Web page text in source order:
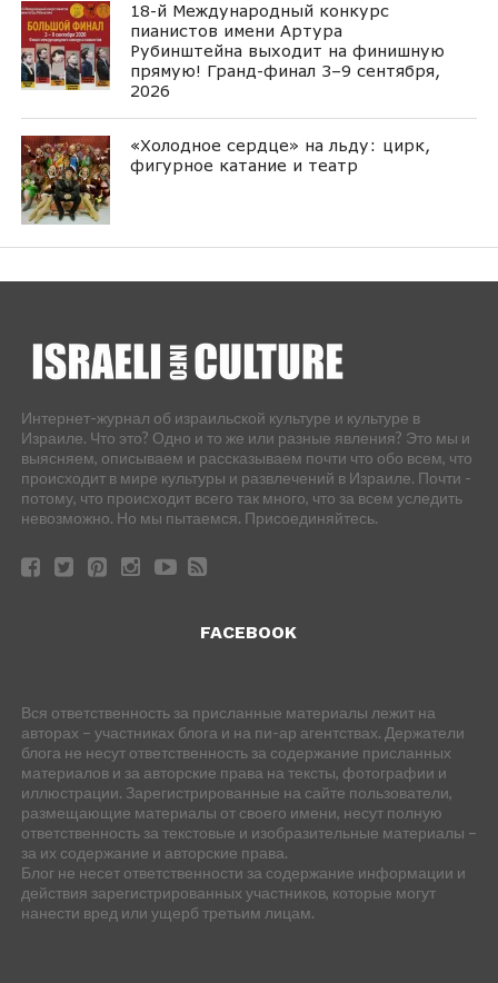
18-й Международный конкурс
пианистов имени Артура
Рубинштейна выходит на финишную
прямую! Гранд-финал 3–9 сентября,
2026
«Холодное сердце» на льду: цирк,
фигурное катание и театр
Интернет-журнал об израильской культуре и культуре в
Израиле. Что это? Одно и то же или разные явления? Это мы и
выясняем, описываем и рассказываем почти что обо всем, что
происходит в мире культуры и развлечений в Израиле. Почти -
потому, что происходит всего так много, что за всем уследить
невозможно. Но мы пытаемся. Присоединяйтесь.
FACEBOOK
Вся ответственность за присланные материалы лежит на
авторах – участниках блога и на пи-ар агентствах. Держатели
блога не несут ответственность за содержание присланных
материалов и за авторские права на тексты, фотографии и
иллюстрации. Зарегистрированные на сайте пользователи,
размещающие материалы от своего имени, несут полную
ответственность за текстовые и изобразительные материалы –
за их содержание и авторские права.
Блог не несет ответственности за содержание информации и
действия зарегистрированных участников, которые могут
нанести вред или ущерб третьим лицам.